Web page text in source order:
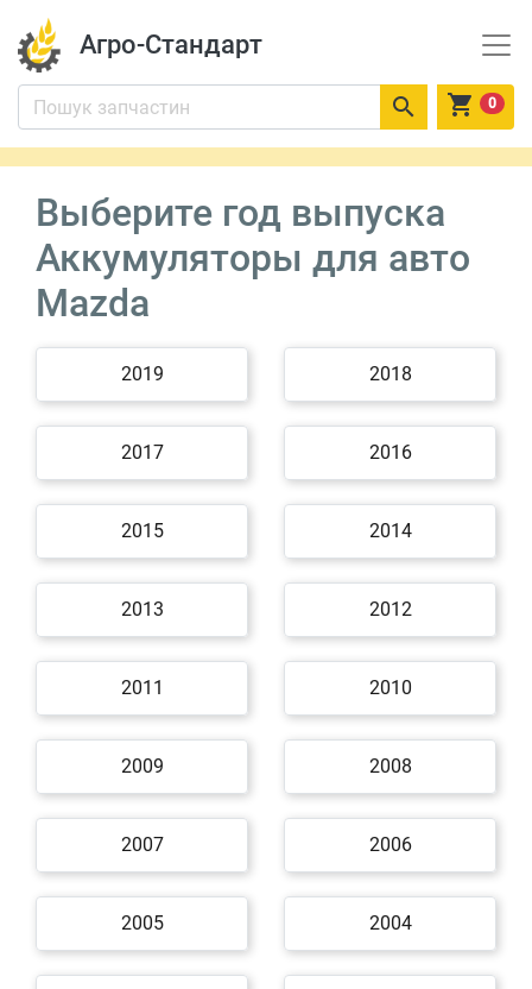
Агро-Стандарт
  0
Выберите год выпуска
Аккумуляторы для авто
Mazda
2019 2018
2017 2016
2015 2014
2013 2012
2011 2010
2009 2008
2007 2006
2005 2004